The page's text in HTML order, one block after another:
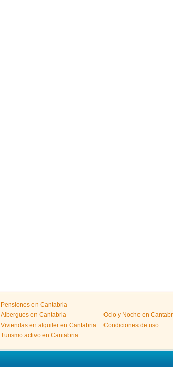
Pensiones en Cantabria
Albergues en Cantabria
Viviendas en alquiler en Cantabria
Turismo activo en Cantabria
Ocio y Noche en
Condiciones de uso